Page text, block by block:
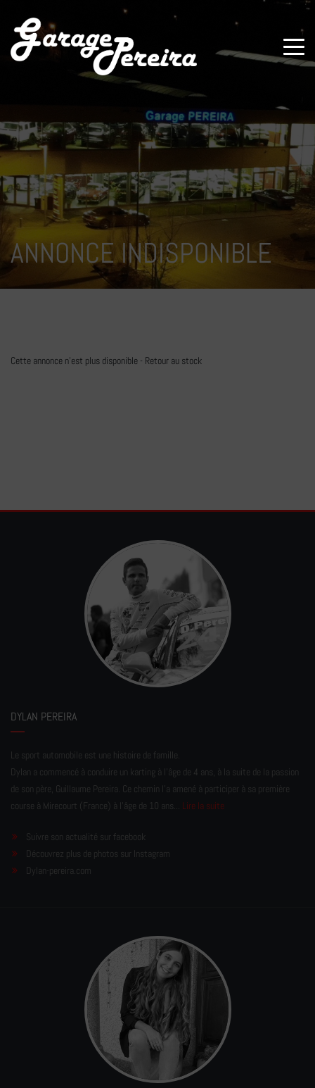
ANNONCE INDISPONIBLE
Cette annonce n'est plus disponible - Retour au stock
DYLAN PEREIRA
Le sport automobile est une histoire de famille.
Dylan a commencé à conduire un karting à l’âge de 4 ans, à la suite de la passion
de son père, Guillaume Pereira. Ce chemin l'a amené à participer à sa première
course à Mirecourt (France) à l'âge de 10 ans... Lire la suite
Suivre son actualité sur facebook
Découvrez plus de photos sur Instagram
Dylan-pereira.com
Paramètres avancés des cookies